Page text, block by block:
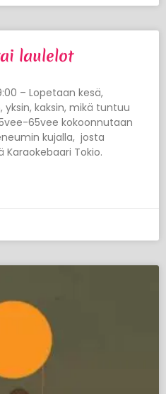
laulelot
– Lopetaan kesä,
kaksin, mikä tuntuu
65vee kokoonnutaan
kujalla, josta
Tokio.